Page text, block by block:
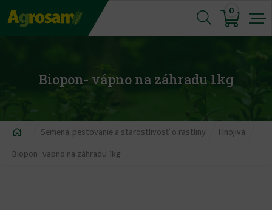
Jump
to
0
Biopon- vápno na záhradu 1kg
Nachádzate
sa
Semená, pestovanie a starostlivosť o rastliny
Hnojivá
Biopon- vápno na záhradu 1kg